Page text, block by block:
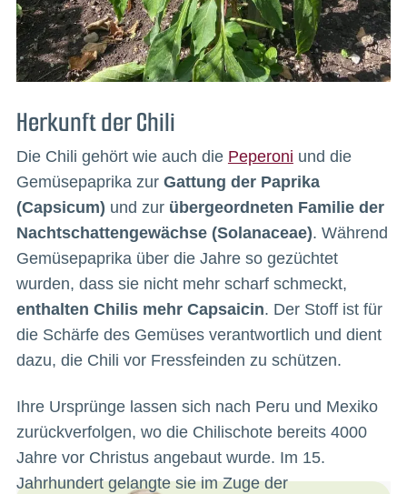
Herkunft der Chili
Die Chili gehört wie auch die Peperoni und die
Gemüsepaprika zur Gattung der Paprika
(Capsicum) und zur übergeordneten Familie der
Nachtschattengewächse (Solanaceae). Während
Gemüsepaprika über die Jahre so gezüchtet
wurden, dass sie nicht mehr scharf schmeckt,
enthalten Chilis mehr Capsaicin. Der Stoff ist für
die Schärfe des Gemüses verantwortlich und dient
dazu, die Chili vor Fressfeinden zu schützen.
Ihre Ursprünge lassen sich nach Peru und Mexiko
zurückverfolgen, wo die Chilischote bereits 4000
Jahre vor Christus angebaut wurde. Im 15.
Jahrhundert gelangte sie im Zuge der